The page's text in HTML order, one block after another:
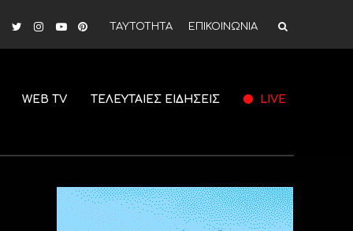
ΤΑΥΤΟΤΗΤΑ ΕΠΙΚΟΙΝΩΝΙΑ
WEB TV ΤΕΛΕΥΤΑΙΕΣ ΕΙΔΗΣΕΙΣ LIVE